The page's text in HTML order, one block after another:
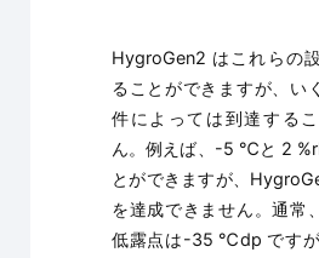
HygroGen2 はこれらの
ることができますが、い
件によっては到達する
ん。例えば、-5 ℃と 2
とができますが、
を達成できません。通常
低露点は-35 ℃dp です